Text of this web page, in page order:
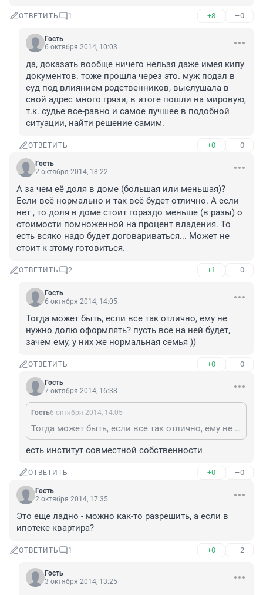
ОТВЕТИТЬ 1 +8 –0
Гость
6 октября 2014, 10:03
да, доказать вообще ничего нельзя даже имея кипу
документов. тоже прошла через это. муж подал в
суд под влиянием родственников, выслушала в
свой адрес много грязи, в итоге пошли на мировую,
т.к. судье все-равно и самое лучшее в подобной
ситуации, найти решение самим.
ОТВЕТИТЬ +0 –0
Гость
2 октября 2014, 18:22
А за чем её доля в доме (большая или меньшая)?
Если всё нормально и так всё будет отлично. А если
нет , то доля в доме стоит гораздо меньше (в разы) о
стоимости помноженной на процент владения. То
есть всяко надо будет договариваться... Может не
стоит к этому готовиться.
ОТВЕТИТЬ 2 +1 –0
Гость
6 октября 2014, 14:05
Тогда может быть, если все так отлично, ему не
нужно долю оформлять? пусть все на ней будет,
зачем ему, у них же нормальная семья ))
ОТВЕТИТЬ +0 –0
Гость
7 октября 2014, 16:38
Гость6 октября 2014, 14:05
Тогда может быть, если все так отлично, ему не нужно долю оформлять? пусть все на ней будет, зачем ему, у них же нормальная семья ))
есть институт совместной собственности
ОТВЕТИТЬ +0 –0
Гость
2 октября 2014, 17:35
Это еще ладно - можно как-то разрешить, а если в
ипотеке квартира?
ОТВЕТИТЬ 1 +0 –2
Гость
3 октября 2014, 13:25